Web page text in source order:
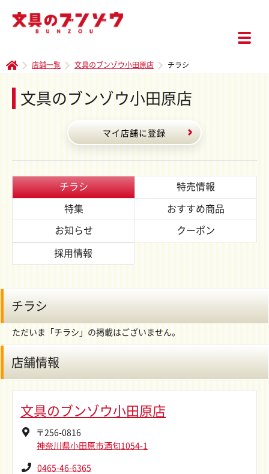
店舗一覧 文具のブンゾウ小田原店 チラシ
文具のブンゾウ小田原店
マイ店舗に登録
チラシ
特売情報
特集
おすすめ商品
お知らせ
クーポン
採用情報
チラシ
ただいま「チラシ」の掲載はございません。
店舗情報
文具のブンゾウ小田原店
〒256-0816
神奈川県小田原市酒匂1054-1
0465-46-6365